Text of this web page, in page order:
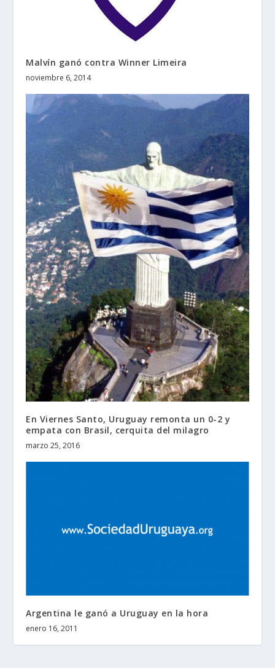
Malvín ganó contra Winner Limeira
noviembre 6, 2014
En Viernes Santo, Uruguay remonta un 0-2 y
empata con Brasil, cerquita del milagro
marzo 25, 2016
Argentina le ganó a Uruguay en la hora
enero 16, 2011